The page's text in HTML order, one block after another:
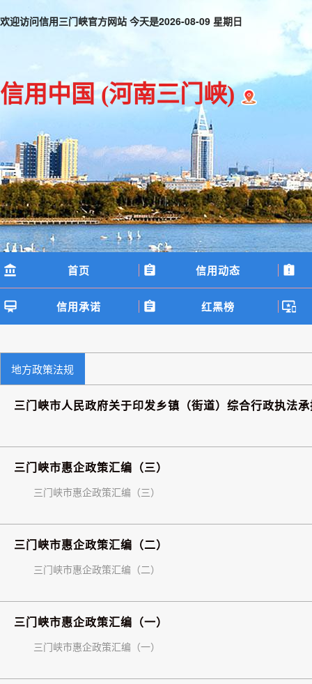
欢迎访问信用三门峡官方网站 今天是2026-08-09 星期日
信用中国(河南三门峡)
首页 信用动态
信用承诺 红黑榜
地方政策法规
三门峡市人民政府关于印发乡镇（街道）综合行政执法
三门峡市惠企政策汇编（三）
三门峡市惠企政策汇编（三）
三门峡市惠企政策汇编（二）
三门峡市惠企政策汇编（二）
三门峡市惠企政策汇编（一）
三门峡市惠企政策汇编（一）